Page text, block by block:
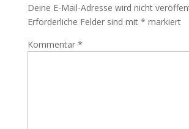
Deine E-Mail-Adresse wird nicht
Erforderliche Felder sind mit * markiert
Kommentar *